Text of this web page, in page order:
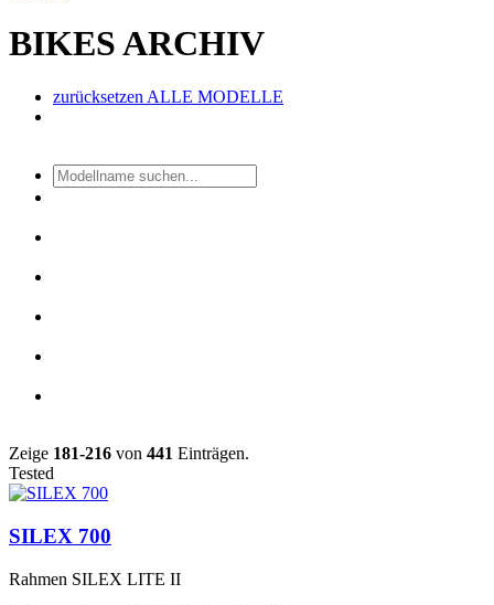
BIKES ARCHIV
zurücksetzenALLE MODELLE
Zeige 181-216 von 441 Einträgen.
Tested
SILEX 700
Rahmen SILEX LITE II